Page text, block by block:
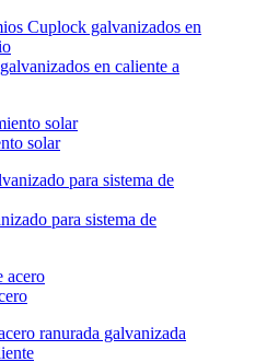
en caliente a
solar
para sistema de